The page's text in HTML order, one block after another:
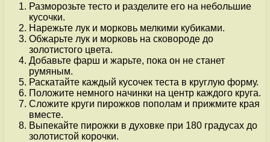
Разморозьте тесто и разделите его на небольшие
кусочки.
Нарежьте лук и морковь мелкими кубиками.
Обжарьте лук и морковь на сковороде до
золотистого цвета.
Добавьте фарш и жарьте, пока он не станет
румяным.
Раскатайте каждый кусочек теста в круглую форму.
Положите немного начинки на центр каждого круга.
Сложите круги пирожков пополам и прижмите края
вместе.
Выпекайте пирожки в духовке при 180 градусах до
золотистой корочки.